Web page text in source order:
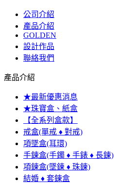
公司介紹
產品介紹
GOLDEN
設計作品
聯絡我們
產品介紹
★最新優惠消息
★珠寶盒、紙盒
【全系列盒款】
戒盒(單戒 ♦ 對戒)
項墜盒(耳環)
手鍊盒(手鐲 ♦ 手錶 ♦ 長鍊)
項鍊盒(墜鍊 ♦ 珠鍊)
結婚 ♦ 套鍊盒